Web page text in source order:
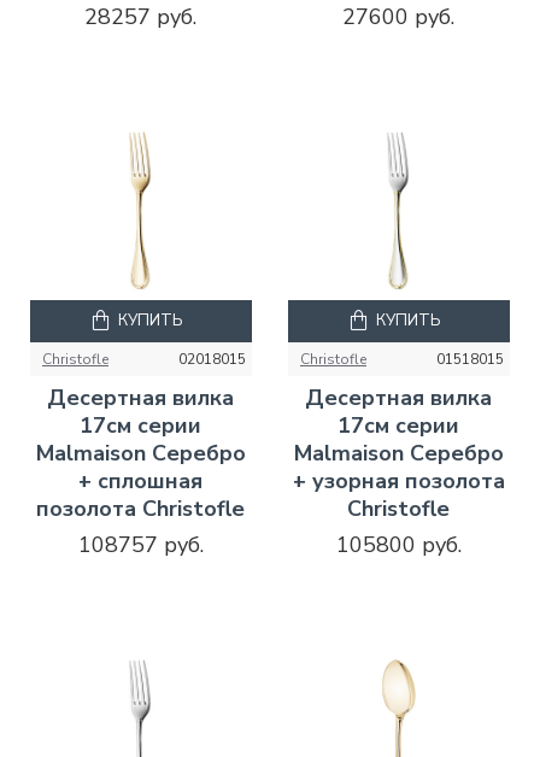
28257 руб.
27600 руб.
Christofle 02018015
Десертная вилка
17см серии
Malmaison Серебро
+ сплошная
позолота Christofle
108757 руб.
КУПИТЬ
Christofle 01518015
Десертная вилка
17см серии
Malmaison Серебро
+ узорная позолота
Christofle
105800 руб.
КУПИТЬ